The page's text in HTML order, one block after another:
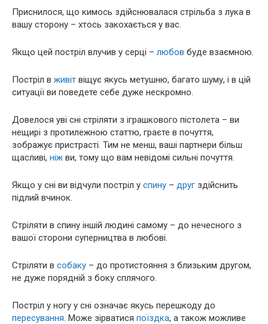
Приснилося, що кимось здійснювалася стрільба з лука в
вашу сторону – хтось закохається у вас.
Якщо цей постріл влучив у серці – любов буде взаємною.
Постріл в живіт віщує якусь метушню, багато шуму, і в цій
ситуації ви поведете себе дуже нескромно.
Довелося уві сні стріляти з іграшкового пістолета – ви
нещирі з протилежною статтю, граєте в почуття,
зображує пристрасті. Тим не менш, ваші партнери більш
щасливі, ніж ви, тому що вам невідомі сильні почуття.
Якщо у сні ви відчули постріл у спину – друг здійснить
підлий вчинок.
Стріляти в спину іншій людині самому – до нечесного з
вашої сторони суперництва в любові.
Стріляти в собаку – до протистояння з близьким другом,
не дуже порядній з боку сплячого.
Постріл у ногу у сні означає якусь перешкоду до
пересування. Може зірватися поїздка, а також можливе